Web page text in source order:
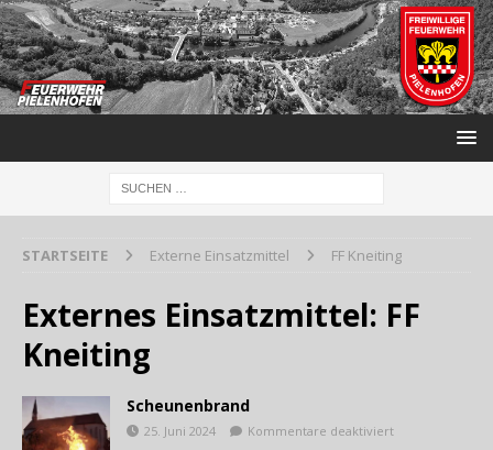
STARTSEITE Externe Einsatzmittel FF Kneiting
Externes Einsatzmittel: FF
Kneiting
Scheunenbrand
25. Juni 2024 Kommentare deaktiviert